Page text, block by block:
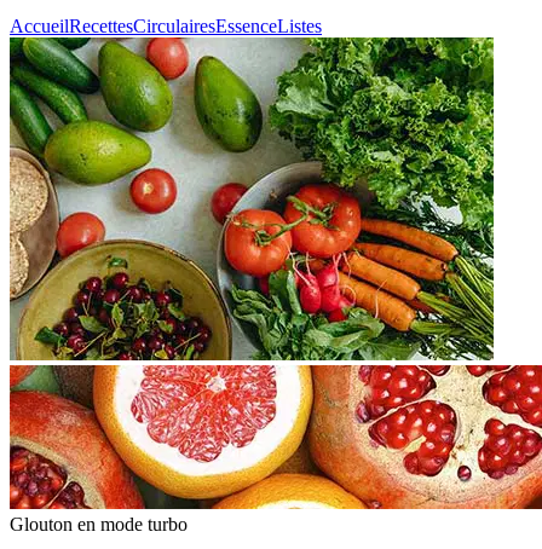
AccueilRecettesCirculairesEssenceListes
Glouton en mode turbo